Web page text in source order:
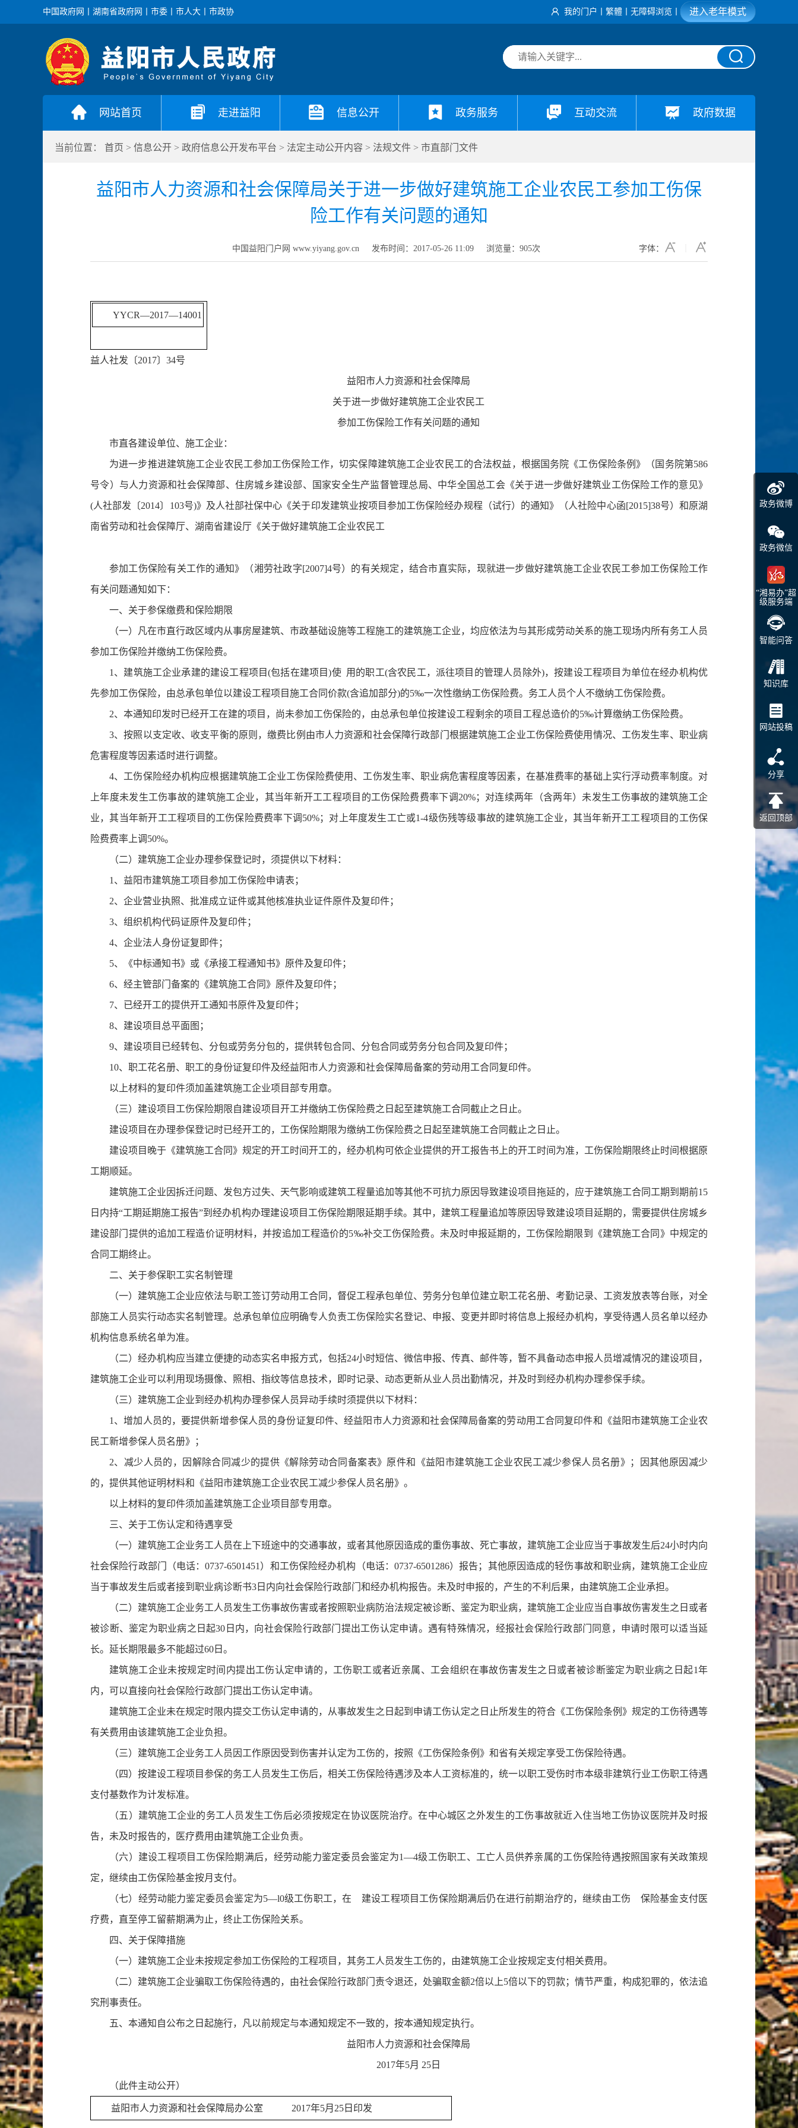
中国政府网 湖南省政府网 市委 市人大 市政协 我的门户 繁體 无障碍浏览 进入老年模式
网站首页 走进益阳 信息公开 政务服务 互动交流 政府数据
当前位置： 首页 > 信息公开 > 政府信息公开发布平台 > 法定主动公开内容 > 法规文件 > 市直部门文件
益阳市人力资源和社会保障局关于进一步做好建筑施工企业农民工参加工伤保
险工作有关问题的通知
中国益阳门户网 www.yiyang.gov.cn 发布时间：2017-05-26 11:09 浏览量：905次 字体：
YYCR—2017—14001
益人社发〔2017〕34号
益阳市人力资源和社会保障局
关于进一步做好建筑施工企业农民工
参加工伤保险工作有关问题的通知
市直各建设单位、施工企业：
为进一步推进建筑施工企业农民工参加工伤保险工作，切实保障建筑施工企业农民工的合法权益，根据国务院《工伤保险条例》（国务院第586
号令）与人力资源和社会保障部、住房城乡建设部、国家安全生产监督管理总局、中华全国总工会《关于进一步做好建筑业工伤保险工作的意见》
(人社部发〔2014〕103号)》及人社部社保中心《关于印发建筑业按项目参加工伤保险经办规程（试行）的通知》（人社险中心函[2015]38号）和原湖
南省劳动和社会保障厅、湖南省建设厅《关于做好建筑施工企业农民工
参加工伤保险有关工作的通知》（湘劳社政字[2007]4号）的有关规定，结合市直实际，现就进一步做好建筑施工企业农民工参加工伤保险工作
有关问题通知如下：
一、关于参保缴费和保险期限
（一）凡在市直行政区域内从事房屋建筑、市政基础设施等工程施工的建筑施工企业，均应依法为与其形成劳动关系的施工现场内所有务工人员
参加工伤保险并缴纳工伤保险费。
1、建筑施工企业承建的建设工程项目(包括在建项目)使 用的职工(含农民工，派往项目的管理人员除外)，按建设工程项目为单位在经办机构优
先参加工伤保险，由总承包单位以建设工程项目施工合同价款(含追加部分)的5‰一次性缴纳工伤保险费。务工人员个人不缴纳工伤保险费。
2、本通知印发时已经开工在建的项目，尚未参加工伤保险的，由总承包单位按建设工程剩余的项目工程总造价的5‰计算缴纳工伤保险费。
3、按照以支定收、收支平衡的原则，缴费比例由市人力资源和社会保障行政部门根据建筑施工企业工伤保险费使用情况、工伤发生率、职业病
危害程度等因素适时进行调整。
4、工伤保险经办机构应根据建筑施工企业工伤保险费使用、工伤发生率、职业病危害程度等因素，在基准费率的基础上实行浮动费率制度。对
上年度未发生工伤事故的建筑施工企业，其当年新开工工程项目的工伤保险费费率下调20%；对连续两年（含两年）未发生工伤事故的建筑施工企
业，其当年新开工工程项目的工伤保险费费率下调50%；对上年度发生工亡或1-4级伤残等级事故的建筑施工企业，其当年新开工工程项目的工伤保
险费费率上调50%。
（二）建筑施工企业办理参保登记时，须提供以下材料：
1、益阳市建筑施工项目参加工伤保险申请表；
2、企业营业执照、批准成立证件或其他核准执业证件原件及复印件；
3、组织机构代码证原件及复印件；
4、企业法人身份证复即件；
5、《中标通知书》或《承接工程通知书》原件及复印件；
6、经主管部门备案的《建筑施工合同》原件及复印件；
7、已经开工的提供开工通知书原件及复印件；
8、建设项目总平面图；
9、建设项目已经转包、分包或劳务分包的，提供转包合同、分包合同或劳务分包合同及复印件；
10、职工花名册、职工的身份证复印件及经益阳市人力资源和社会保障局备案的劳动用工合同复印件。
以上材料的复印件须加盖建筑施工企业项目部专用章。
（三）建设项目工伤保险期限自建设项目开工并缴纳工伤保险费之日起至建筑施工合同截止之日止。
建设项目在办理参保登记时已经开工的，工伤保险期限为缴纳工伤保险费之日起至建筑施工合同截止之日止。
建设项目晚于《建筑施工合同》规定的开工时间开工的，经办机构可依企业提供的开工报告书上的开工时间为准，工伤保险期限终止时间根据原
工期顺延。
建筑施工企业因拆迁问题、发包方过失、天气影响或建筑工程量追加等其他不可抗力原因导致建设项目拖延的，应于建筑施工合同工期到期前15
日内持“工期延期施工报告”到经办机构办理建设项目工伤保险期限延期手续。其中，建筑工程量追加等原因导致建设项目延期的，需要提供住房城乡
建设部门提供的追加工程造价证明材料，并按追加工程造价的5‰补交工伤保险费。未及时申报延期的，工伤保险期限到《建筑施工合同》中规定的
合同工期终止。
二、关于参保职工实名制管理
（一）建筑施工企业应依法与职工签订劳动用工合同，督促工程承包单位、劳务分包单位建立职工花名册、考勤记录、工资发放表等台账，对全
部施工人员实行动态实名制管理。总承包单位应明确专人负责工伤保险实名登记、申报、变更并即时将信息上报经办机构，享受待遇人员名单以经办
机构信息系统名单为准。
（二）经办机构应当建立便捷的动态实名申报方式，包括24小时短信、微信申报、传真、邮件等，暂不具备动态申报人员增减情况的建设项目，
建筑施工企业可以利用现场摄像、照相、指纹等信息技术，即时记录、动态更新从业人员出勤情况，并及时到经办机构办理参保手续。
（三）建筑施工企业到经办机构办理参保人员异动手续时须提供以下材料：
1、增加人员的，要提供新增参保人员的身份证复印件、经益阳市人力资源和社会保障局备案的劳动用工合同复印件和《益阳市建筑施工企业农
民工新增参保人员名册》；
2、减少人员的，因解除合同减少的提供《解除劳动合同备案表》原件和《益阳市建筑施工企业农民工减少参保人员名册》；因其他原因减少
的，提供其他证明材料和《益阳市建筑施工企业农民工减少参保人员名册》。
以上材料的复印件须加盖建筑施工企业项目部专用章。
三、关于工伤认定和待遇享受
（一）建筑施工企业务工人员在上下班途中的交通事故，或者其他原因造成的重伤事故、死亡事故，建筑施工企业应当于事故发生后24小时内向
社会保险行政部门（电话：0737-6501451）和工伤保险经办机构（电话：0737-6501286）报告；其他原因造成的轻伤事故和职业病，建筑施工企业应
当于事故发生后或者接到职业病诊断书3日内向社会保险行政部门和经办机构报告。未及时申报的，产生的不利后果，由建筑施工企业承担。
（二）建筑施工企业务工人员发生工伤事故伤害或者按照职业病防治法规定被诊断、鉴定为职业病，建筑施工企业应当自事故伤害发生之日或者
被诊断、鉴定为职业病之日起30日内，向社会保险行政部门提出工伤认定申请。遇有特殊情况，经报社会保险行政部门同意，申请时限可以适当延
长。延长期限最多不能超过60日。
建筑施工企业未按规定时间内提出工伤认定申请的，工伤职工或者近亲属、工会组织在事故伤害发生之日或者被诊断鉴定为职业病之日起1年
内，可以直接向社会保险行政部门提出工伤认定申请。
建筑施工企业未在规定时限内提交工伤认定申请的，从事故发生之日起到申请工伤认定之日止所发生的符合《工伤保险条例》规定的工伤待遇等
有关费用由该建筑施工企业负担。
（三）建筑施工企业务工人员因工作原因受到伤害并认定为工伤的，按照《工伤保险条例》和省有关规定享受工伤保险待遇。
（四）按建设工程项目参保的务工人员发生工伤后，相关工伤保险待遇涉及本人工资标准的，统一以职工受伤时市本级非建筑行业工伤职工待遇
支付基数作为计发标准。
（五）建筑施工企业的务工人员发生工伤后必须按规定在协议医院治疗。在中心城区之外发生的工伤事故就近入住当地工伤协议医院并及时报
告，未及时报告的，医疗费用由建筑施工企业负责。
（六）建设工程项目工伤保险期满后，经劳动能力鉴定委员会鉴定为1—4级工伤职工、工亡人员供养亲属的工伤保险待遇按照国家有关政策规
定，继续由工伤保险基金按月支付。
（七）经劳动能力鉴定委员会鉴定为5—l0级工伤职工，在 建设工程项目工伤保险期满后仍在进行前期治疗的，继续由工伤 保险基金支付医
疗费，直至停工留薪期满为止，终止工伤保险关系。
四、关于保障措施
（一）建筑施工企业未按规定参加工伤保险的工程项目，其务工人员发生工伤的，由建筑施工企业按规定支付相关费用。
（二）建筑施工企业骗取工伤保险待遇的，由社会保险行政部门责令退还，处骗取金额2倍以上5倍以下的罚款；情节严重，构成犯罪的，依法追
究刑事责任。
五、本通知自公布之日起施行，凡以前规定与本通知规定不一致的，按本通知规定执行。
益阳市人力资源和社会保障局
2017年5月 25日
（此件主动公开）
益阳市人力资源和社会保障局办公室 2017年5月25日印发
政务微博
政务微信
“湘易办”超
级服务端
智能问答
知识库
网站投稿
分享
返回顶部